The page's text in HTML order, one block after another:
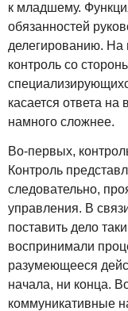
к младшему.
обязанностей
делегированию. На
контроль со
касается ответа на
намного сложнее.
Во-первых,
Контроль
следовательно,
управления. В
поставить дело
воспринимали
разумеющееся
начала, ни конца.
коммуникативные